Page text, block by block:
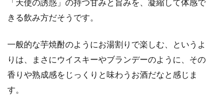
「天使の誘惑」の持つ甘みと旨みを、凝縮して体感で
きる飲み方だそうです。
一般的な芋焼酎のようにお湯割りで楽しむ、というよ
りは、まさにウイスキーやブランデーのように、その
香りや熟成感をじっくりと味わうお酒だなと感じま
す。